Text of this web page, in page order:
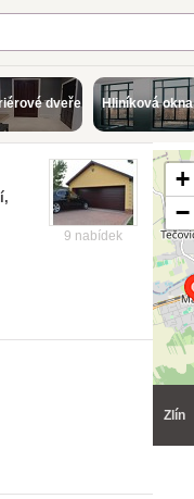
dveře Hliníková okna
9 nabídek
+
−
Zlín